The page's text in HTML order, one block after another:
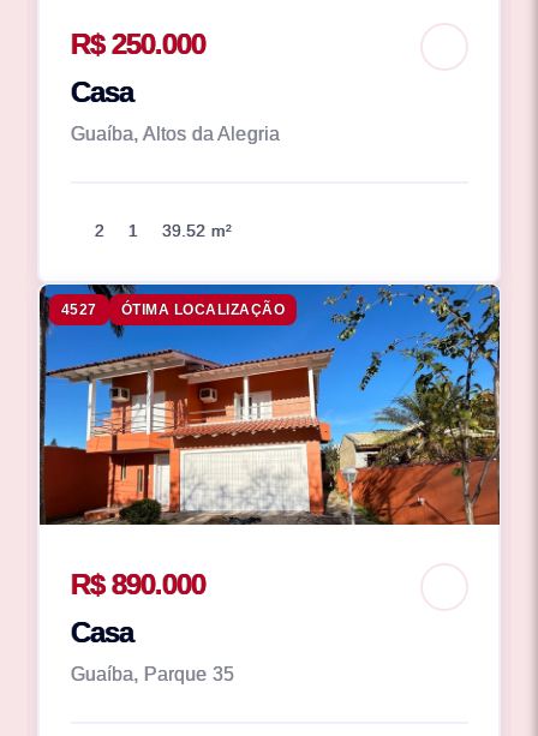
R$ 250.000
Casa
Guaíba, Altos da Alegria
2 1 39.52 m²
4527 ÓTIMA LOCALIZAÇÃO
R$ 890.000
Casa
Guaíba, Parque 35